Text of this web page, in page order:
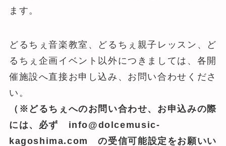
ます。
どるちぇ音楽教室、どるちぇ親子レッスン、ど
るちぇ企画イベント以外につきましては、各開
催施設へ直接お申し込み、お問い合わせくださ
い。
（※どるちぇへのお問い合わせ、お申込みの際
には、必ず info@dolcemusic-
kagoshima.com の受信可能設定をお願いい